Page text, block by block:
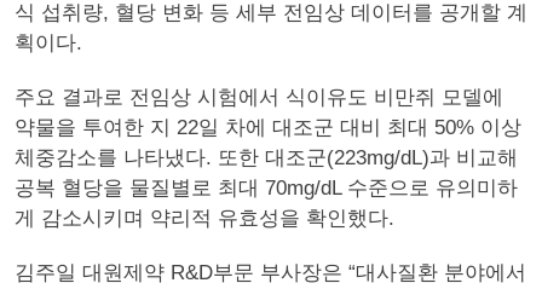
식 섭취량, 혈당 변화 등 세부 전임상 데이터를 공개할 계
획이다.
주요 결과로 전임상 시험에서 식이유도 비만쥐 모델에
약물을 투여한 지 22일 차에 대조군 대비 최대 50% 이상
체중감소를 나타냈다. 또한 대조군(223mg/dL)과 비교해
공복 혈당을 물질별로 최대 70mg/dL 수준으로 유의미하
게 감소시키며 약리적 유효성을 확인했다.
김주일 대원제약 R&D부문 부사장은 “대사질환 분야에서